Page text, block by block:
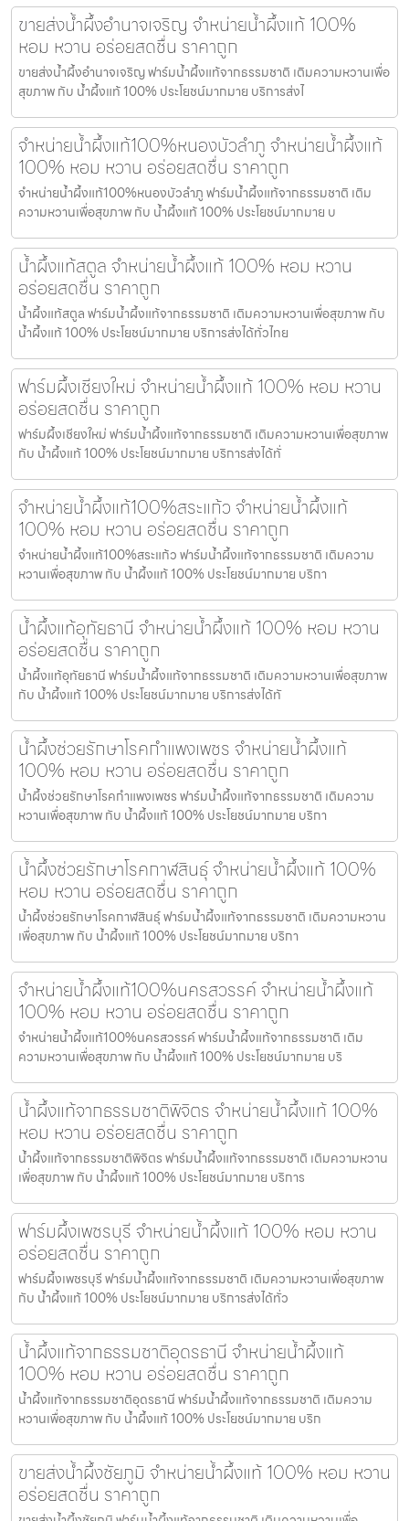
ขายส่งน้ำผึ้งอำนาจเจริญ จำหน่ายน้ำผึ้งแท้ 100%
หอม หวาน อร่อยสดชื่น ราคาถูก
ขายส่งน้ำผึ้งอำนาจเจริญ ฟาร์มน้ำผึ้งแท้จากธรรมชาติ เติมความหวานเพื่อ
สุขภาพ กับ น้ำผึ้งแท้ 100% ประโยชน์มากมาย บริการส่งไ
จำหน่ายน้ำผึ้งแท้100%หนองบัวลำภู จำหน่ายน้ำผึ้งแท้
100% หอม หวาน อร่อยสดชื่น ราคาถูก
จำหน่ายน้ำผึ้งแท้100%หนองบัวลำภู ฟาร์มน้ำผึ้งแท้จากธรรมชาติ เติม
ความหวานเพื่อสุขภาพ กับ น้ำผึ้งแท้ 100% ประโยชน์มากมาย บ
น้ำผึ้งแท้สตูล จำหน่ายน้ำผึ้งแท้ 100% หอม หวาน
อร่อยสดชื่น ราคาถูก
น้ำผึ้งแท้สตูล ฟาร์มน้ำผึ้งแท้จากธรรมชาติ เติมความหวานเพื่อสุขภาพ กับ
น้ำผึ้งแท้ 100% ประโยชน์มากมาย บริการส่งได้ทั่วไทย
ฟาร์มผึ้งเชียงใหม่ จำหน่ายน้ำผึ้งแท้ 100% หอม หวาน
อร่อยสดชื่น ราคาถูก
ฟาร์มผึ้งเชียงใหม่ ฟาร์มน้ำผึ้งแท้จากธรรมชาติ เติมความหวานเพื่อสุขภาพ
กับ น้ำผึ้งแท้ 100% ประโยชน์มากมาย บริการส่งได้ทั่
จำหน่ายน้ำผึ้งแท้100%สระแก้ว จำหน่ายน้ำผึ้งแท้
100% หอม หวาน อร่อยสดชื่น ราคาถูก
จำหน่ายน้ำผึ้งแท้100%สระแก้ว ฟาร์มน้ำผึ้งแท้จากธรรมชาติ เติมความ
หวานเพื่อสุขภาพ กับ น้ำผึ้งแท้ 100% ประโยชน์มากมาย บริกา
น้ำผึ้งแท้อุทัยธานี จำหน่ายน้ำผึ้งแท้ 100% หอม หวาน
อร่อยสดชื่น ราคาถูก
น้ำผึ้งแท้อุทัยธานี ฟาร์มน้ำผึ้งแท้จากธรรมชาติ เติมความหวานเพื่อสุขภาพ
กับ น้ำผึ้งแท้ 100% ประโยชน์มากมาย บริการส่งได้ทั
น้ำผึ้งช่วยรักษาโรคกำแพงเพชร จำหน่ายน้ำผึ้งแท้
100% หอม หวาน อร่อยสดชื่น ราคาถูก
น้ำผึ้งช่วยรักษาโรคกำแพงเพชร ฟาร์มน้ำผึ้งแท้จากธรรมชาติ เติมความ
หวานเพื่อสุขภาพ กับ น้ำผึ้งแท้ 100% ประโยชน์มากมาย บริกา
น้ำผึ้งช่วยรักษาโรคกาฬสินธุ์ จำหน่ายน้ำผึ้งแท้ 100%
หอม หวาน อร่อยสดชื่น ราคาถูก
น้ำผึ้งช่วยรักษาโรคกาฬสินธุ์ ฟาร์มน้ำผึ้งแท้จากธรรมชาติ เติมความหวาน
เพื่อสุขภาพ กับ น้ำผึ้งแท้ 100% ประโยชน์มากมาย บริกา
จำหน่ายน้ำผึ้งแท้100%นครสวรรค์ จำหน่ายน้ำผึ้งแท้
100% หอม หวาน อร่อยสดชื่น ราคาถูก
จำหน่ายน้ำผึ้งแท้100%นครสวรรค์ ฟาร์มน้ำผึ้งแท้จากธรรมชาติ เติม
ความหวานเพื่อสุขภาพ กับ น้ำผึ้งแท้ 100% ประโยชน์มากมาย บริ
น้ำผึ้งแท้จากธรรมชาติพิจิตร จำหน่ายน้ำผึ้งแท้ 100%
หอม หวาน อร่อยสดชื่น ราคาถูก
น้ำผึ้งแท้จากธรรมชาติพิจิตร ฟาร์มน้ำผึ้งแท้จากธรรมชาติ เติมความหวาน
เพื่อสุขภาพ กับ น้ำผึ้งแท้ 100% ประโยชน์มากมาย บริการ
ฟาร์มผึ้งเพชรบุรี จำหน่ายน้ำผึ้งแท้ 100% หอม หวาน
อร่อยสดชื่น ราคาถูก
ฟาร์มผึ้งเพชรบุรี ฟาร์มน้ำผึ้งแท้จากธรรมชาติ เติมความหวานเพื่อสุขภาพ
กับ น้ำผึ้งแท้ 100% ประโยชน์มากมาย บริการส่งได้ทั่ว
น้ำผึ้งแท้จากธรรมชาติอุดรธานี จำหน่ายน้ำผึ้งแท้
100% หอม หวาน อร่อยสดชื่น ราคาถูก
น้ำผึ้งแท้จากธรรมชาติอุดรธานี ฟาร์มน้ำผึ้งแท้จากธรรมชาติ เติมความ
หวานเพื่อสุขภาพ กับ น้ำผึ้งแท้ 100% ประโยชน์มากมาย บริก
ขายส่งน้ำผึ้งชัยภูมิ จำหน่ายน้ำผึ้งแท้ 100% หอม หวาน
อร่อยสดชื่น ราคาถูก